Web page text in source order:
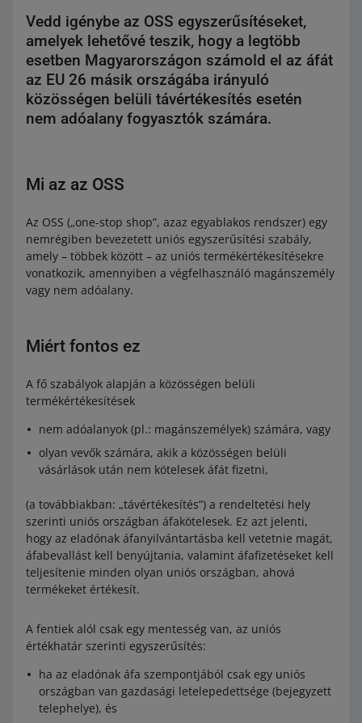
Vedd igénybe az OSS egyszerűsítéseket,
amelyek lehetővé teszik, hogy a legtöbb
esetben Magyarországon számold el az áfát
az EU 26 másik országába irányuló
közösségen belüli távértékesítés esetén
nem adóalany fogyasztók számára.
Mi az az OSS
Az OSS („one-stop shop”, azaz egyablakos rendszer) egy
nemrégiben bevezetett uniós egyszerűsítési szabály,
amely – többek között – az uniós termékértékesítésekre
vonatkozik, amennyiben a végfelhasználó magánszemély
vagy nem adóalany.
Miért fontos ez
A fő szabályok alapján a közösségen belüli
termékértékesítések
nem adóalanyok (pl.: magánszemélyek) számára, vagy
olyan vevők számára, akik a közösségen belüli
vásárlások után nem kötelesek áfát fizetni,
(a továbbiakban: „távértékesítés”) a rendeltetési hely
szerinti uniós országban áfakötelesek. Ez azt jelenti,
hogy az eladónak áfanyilvántartásba kell vetetnie magát,
áfabevallást kell benyújtania, valamint áfafizetéseket kell
teljesítenie minden olyan uniós országban, ahová
termékeket értékesít.
A fentiek alól csak egy mentesség van, az uniós
értékhatár szerinti egyszerűsítés:
ha az eladónak áfa szempontjából csak egy uniós
országban van gazdasági letelepedettsége (bejegyzett
telephelye), és